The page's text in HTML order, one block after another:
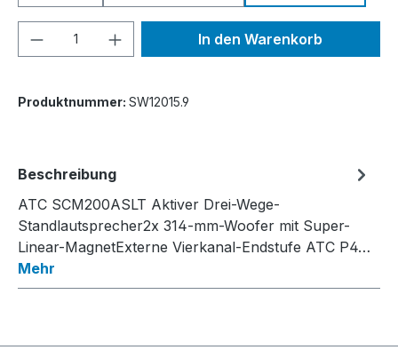
Produkt Anzahl: Gib denIn den Warenkorb
Produktnummer: SW12015.9
Beschreibung
ATC SCM200ASLT Aktiver Drei-Wege-
Standlautsprecher2x 314-mm-Woofer mit Super-
Linear-MagnetExterne Vierkanal-Endstufe ATC P4…
Mehr